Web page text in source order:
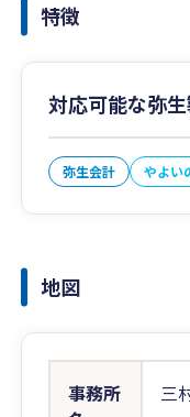
特徴
対応可能な弥
弥生会計 やよい
地図
事務所
三